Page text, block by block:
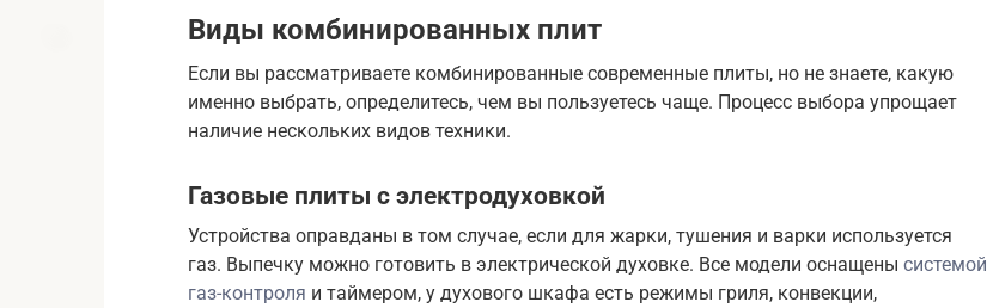
Виды комбинированных плит
Если вы рассматриваете комбинированные современные плиты, но не знаете, какую
именно выбрать, определитесь, чем вы пользуетесь чаще. Процесс выбора упрощает
наличие нескольких видов техники.
Газовые плиты с электродуховкой
Устройства оправданы в том случае, если для жарки, тушения и варки используется
газ. Выпечку можно готовить в электрической духовке. Все модели оснащены системой
газ-контроля и таймером, у духового шкафа есть режимы гриля, конвекции,